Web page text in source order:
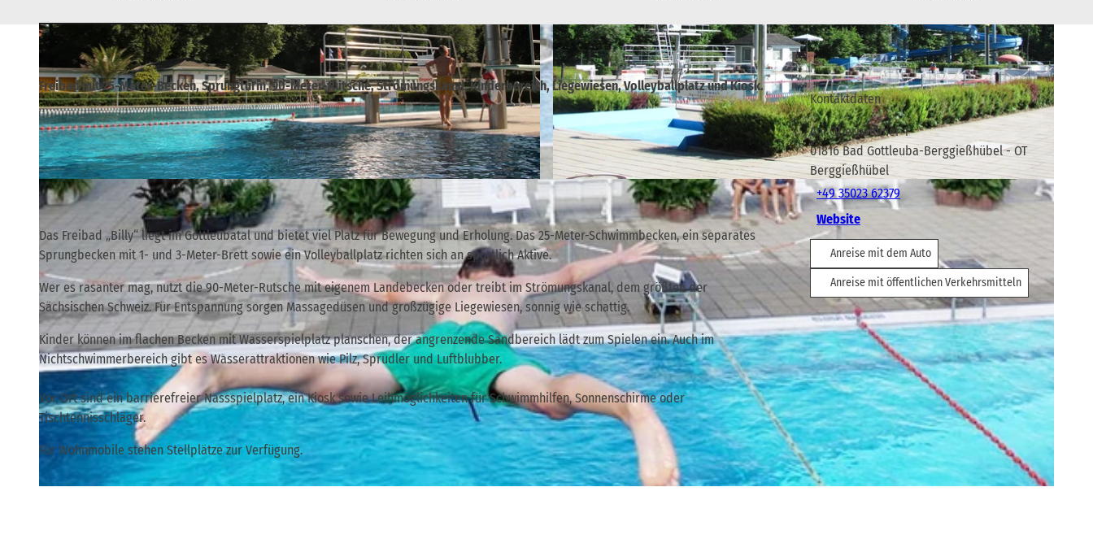
© via www.saechsische-schweiz.de, PTV | CC-BY-SA © Stadt Bad Gottleuba-Berggießhübel | KI-optimiert | CC-BY-SA
Freibad mit 25-Meter-Becken, Sprungturm, 90-Meter-Rutsche, Strömungskanal, Kinderbereich, Liegewiesen, Volleyballplatz und Kiosk.
Das Freibad „Billy“ liegt im Gottleubatal und bietet viel Platz für Bewegung und Erholung. Das 25-Meter-Schwimmbecken, ein separates
Sprungbecken mit 1- und 3-Meter-Brett sowie ein Volleyballplatz richten sich an sportlich Aktive.
Wer es rasanter mag, nutzt die 90-Meter-Rutsche mit eigenem Landebecken oder treibt im Strömungskanal, dem größten der
Sächsischen Schweiz. Für Entspannung sorgen Massagedüsen und großzügige Liegewiesen, sonnig wie schattig.
Kinder können im flachen Becken mit Wasserspielplatz planschen, der angrenzende Sandbereich lädt zum Spielen ein. Auch im
Nichtschwimmerbereich gibt es Wasserattraktionen wie Pilz, Sprudler und Luftblubber.
Vor Ort sind ein barrierefreier Nassspielplatz, ein Kiosk sowie Leihmöglichkeiten für Schwimmhilfen, Sonnenschirme oder
Tischtennisschläger.
Für Wohnmobile stehen Stellplätze zur Verfügung.
Kontaktdaten
Am Oberhammer 1
01816Bad Gottleuba-Berggießhübel- OT
Berggießhübel
+49 35023 62379
Website
Anreise mit dem Auto
Anreise mit öffentlichen Verkehrsmitteln